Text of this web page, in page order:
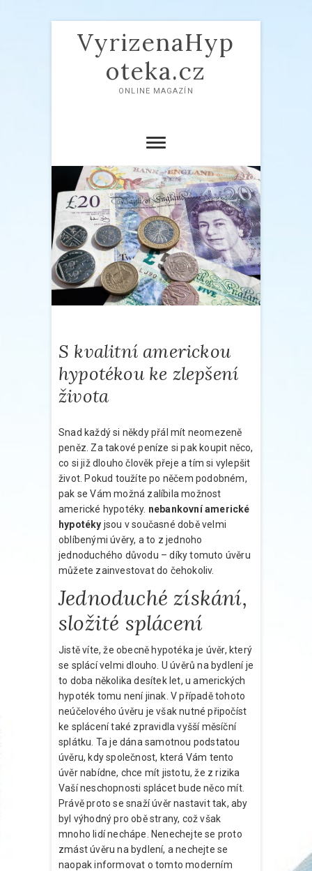
VyrizenaHyp
oteka.cz
ONLINE MAGAZÍN
S kvalitní americkou
hypotékou ke zlepšení
života
Snad každý si někdy přál mít neomezeně
peněz. Za takové peníze si pak koupit něco,
co si již dlouho člověk přeje a tím si vylepšit
život. Pokud toužíte po něčem podobném,
pak se Vám možná zalíbila možnost
americké hypotéky. nebankovní americké
hypotéky jsou v současné době velmi
oblíbenými úvěry, a to z jednoho
jednoduchého důvodu – díky tomuto úvěru
můžete zainvestovat do čehokoliv.
Jednoduché získání,
složité splácení
Jistě víte, že obecně hypotéka je úvěr, který
se splácí velmi dlouho. U úvěrů na bydlení je
to doba několika desítek let, u amerických
hypoték tomu není jinak. V případě tohoto
neúčelového úvěru je však nutné připočíst
ke splácení také zpravidla vyšší měsíční
splátku. Ta je dána samotnou podstatou
úvěru, kdy společnost, která Vám tento
úvěr nabídne, chce mít jistotu, že z rizika
Vaší neschopnosti splácet bude něco mít.
Právě proto se snaží úvěr nastavit tak, aby
byl výhodný pro obě strany, což však
mnoho lidí nechápe. Nenechejte se proto
zmást úvěru na bydlení, a nechejte se
naopak informovat o tomto moderním